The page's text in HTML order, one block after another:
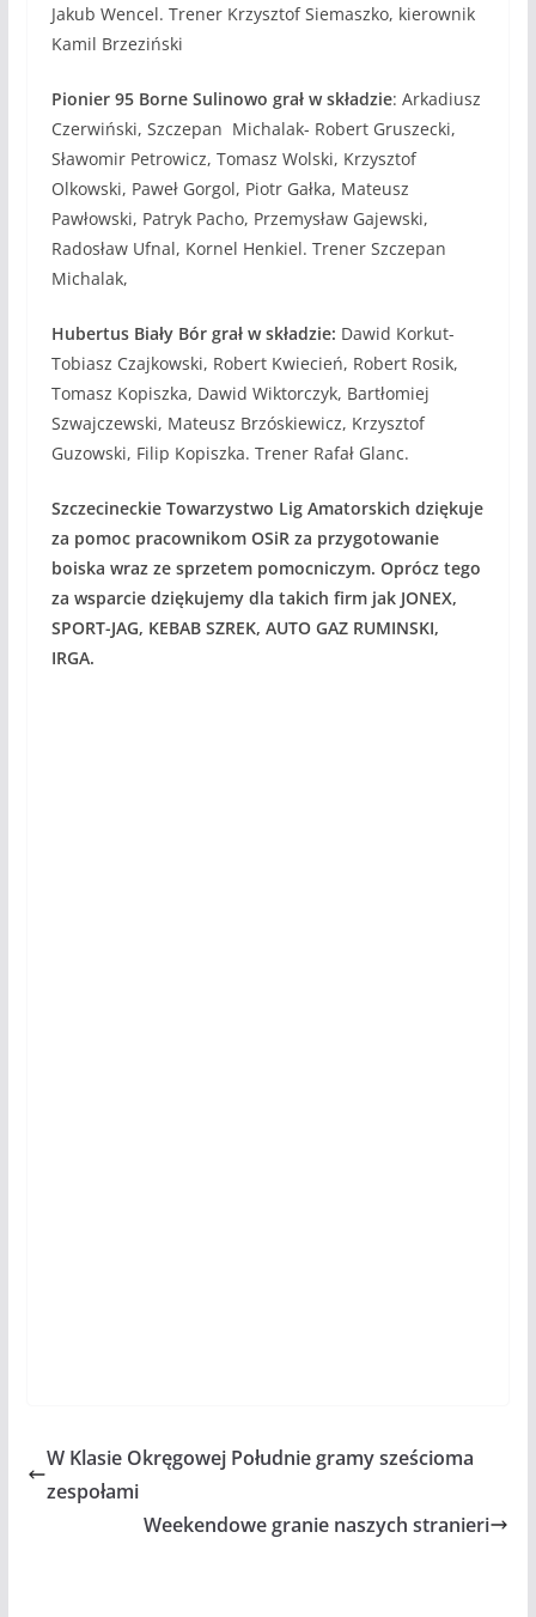
Jakub Wencel. Trener Krzysztof Siemaszko, kierownik
Kamil Brzeziński
Pionier 95 Borne Sulinowo grał w składzie: Arkadiusz
Czerwiński, Szczepan Michalak- Robert Gruszecki,
Sławomir Petrowicz, Tomasz Wolski, Krzysztof
Olkowski, Paweł Gorgol, Piotr Gałka, Mateusz
Pawłowski, Patryk Pacho, Przemysław Gajewski,
Radosław Ufnal, Kornel Henkiel. Trener Szczepan
Michalak,
Hubertus Biały Bór grał w składzie: Dawid Korkut-
Tobiasz Czajkowski, Robert Kwiecień, Robert Rosik,
Tomasz Kopiszka, Dawid Wiktorczyk, Bartłomiej
Szwajczewski, Mateusz Brzóskiewicz, Krzysztof
Guzowski, Filip Kopiszka. Trener Rafał Glanc.
Szczecineckie Towarzystwo Lig Amatorskich dziękuje
za pomoc pracownikom OSiR za przygotowanie
boiska wraz ze sprzetem pomocniczym. Oprócz tego
za wsparcie dziękujemy dla takich firm jak JONEX,
SPORT-JAG, KEBAB SZREK, AUTO GAZ RUMINSKI,
IRGA.
W Klasie Okręgowej Południe gramy sześcioma
zespołami
Weekendowe granie naszych stranieri